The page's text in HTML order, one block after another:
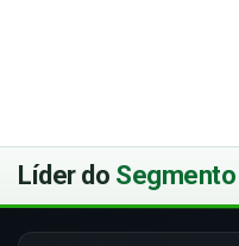
Líder do Segmento